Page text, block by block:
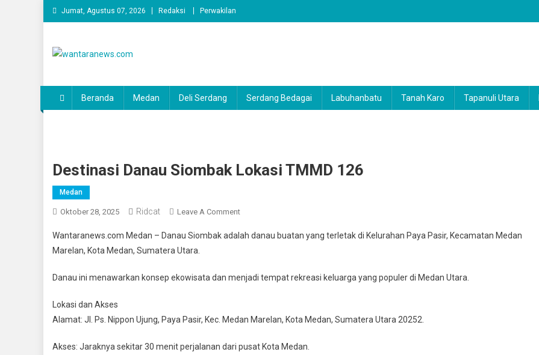
Skip
to
Jumat, Agustus 07, 2026 Redaksi Perwakilan
Beranda Medan Deli Serdang Serdang Bedagai Labuhanbatu Tanah Karo Tapanuli Utara
Destinasi Danau Siombak Lokasi TMMD 126
Medan
Oktober 28, 2025 Ridcat Leave A CommentOn
Danau
TMMD
Wantaranews.com Medan – Danau Siombak adalah danau buatan yang terletak di Kelurahan Paya Pasir, Kecamatan Medan
Marelan, Kota Medan, Sumatera Utara.
Danau ini menawarkan konsep ekowisata dan menjadi tempat rekreasi keluarga yang populer di Medan Utara.
​Lokasi dan Akses
​Alamat: Jl. Ps. Nippon Ujung, Paya Pasir, Kec. Medan Marelan, Kota Medan, Sumatera Utara 20252.
​Akses: Jaraknya sekitar 30 menit perjalanan dari pusat Kota Medan.